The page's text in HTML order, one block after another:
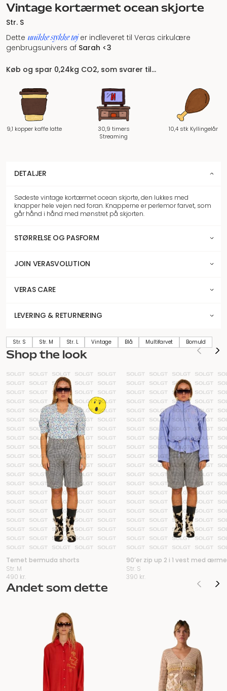
Vintage kortærmet ocean skjorte
Str. S
Dette unikke stykke tøjer indleveret til Veras cirkulære
genbrugsunivers af Sarah <3
Køb og spar 0,24kg CO2, som svarer til…
9,1 kopper kaffe latte
30,9 timers
Streaming
10,4 stk Kyllingelår
DETALJER
Sødeste vintage kortærmet ocean skjorte, den lukkes med
knapper hele vejen ned foran. Knapperne er perlemor farvet, som
går hånd i hånd med mønstret på skjorten.
STØRRELSE OG PASFORM
JOIN VERASVOLUTION
VERAS CARE
LEVERING & RETURNERING
Str. S Str. M Str. L Vintage Blå Multifarvet Bomuld
Shop the look
Ternet bermuda shorts
Str. M
490 kr.
90’er zip up 2 i 1 vest med
Str. S
390 kr.
Andet som dette